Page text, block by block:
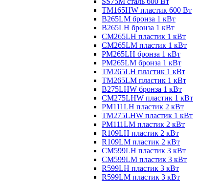
TM165HW пластик 600 Вт
B265LM бронза 1 кВт
B265LH бронза 1 кВт
CM265LH пластик 1 кВт
CM265LM пластик 1 кВт
PM265LH бронза 1 кВт
PM265LM бронза 1 кВт
TM265LH пластик 1 кВт
TM265LM пластик 1 кВт
B275LHW бронза 1 кВт
CM275LHW пластик 1 кВт
PM111LH пластик 2 кВт
TM275LHW пластик 1 кВт
PM111LM пластик 2 кВт
R109LH пластик 2 кВт
R109LM пластик 2 кВт
CM599LH пластик 3 кВт
CM599LM пластик 3 кВт
R599LH пластик 3 кВт
R599LM пластик 3 кВт